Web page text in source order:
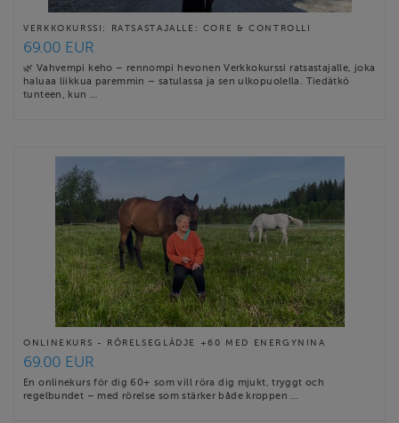
VERKKOKURSSI: RATSASTAJALLE: CORE & CONTROLLI
69.00 EUR
🌿 Vahvempi keho – rennompi hevonen Verkkokurssi ratsastajalle, joka
haluaa liikkua paremmin – satulassa ja sen ulkopuolella. Tiedätkö
tunteen, kun …
ONLINEKURS - RÖRELSEGLÄDJE +60 MED ENERGYNINA
69.00 EUR
En onlinekurs för dig 60+ som vill röra dig mjukt, tryggt och
regelbundet – med rörelse som stärker både kroppen …